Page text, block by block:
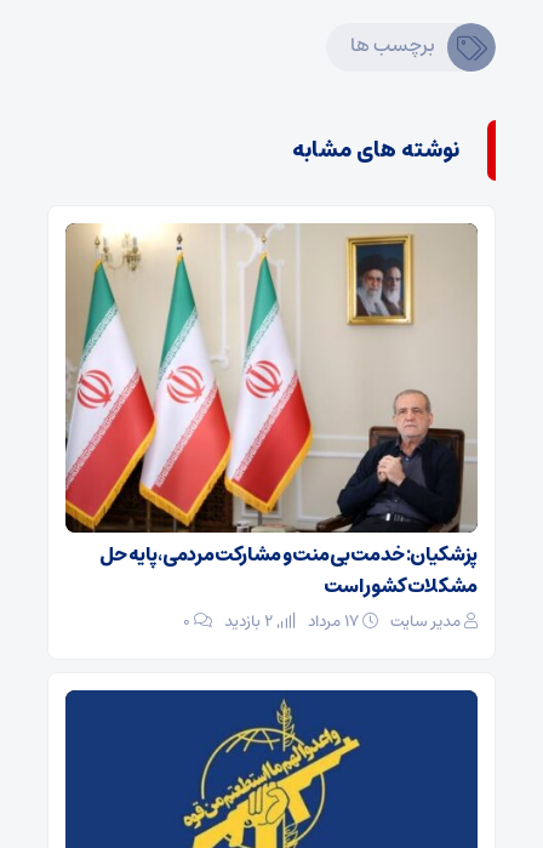
برچسب ها
نوشته های مشابه
پزشکیان: خدمت بی‌منت و مشارکت مردمی، پایه حل
مشکلات کشور است
مدیر سایت ۰